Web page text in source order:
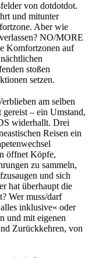
von dotdotdot.
und mitunter
Aber wie
NO/MORE
Komfortzonen auf
stoßen
setzen.
am selben
– ein Umstand,
widerhallt. Drei
Reisen ein
öffnet Köpfe,
zu sammeln,
und sich
hat überhaupt die
Wer muss/darf
inklusive« oder
und mit eigenen
Zurückkehren, von